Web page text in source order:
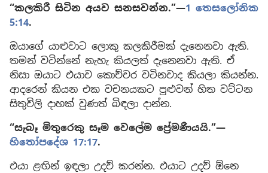
“කලකිරී සිටින අයව සනසවන්න.”​—1 තෙසලෝනික
5:14.
ඔයාගේ යාළුවාට ලොකු කලකිරීමක් දැනෙනවා ඇති.
තමන් වටින්නේ නැහැ කියලත් දැනෙනවා ඇති. ඒ
නිසා ඔයාට එයාව කොච්චර වටිනවාද කියලා කියන්න.
ආදරෙන් කියන එක වචනයකට පුළුවන් හිත වට්ටන
සිතුවිලි දාහක් වුණත් බිඳලා දාන්න.
“සැබෑ මිතුරෙකු සෑම වෙලේම ප්‍රේමණීයයි.”​—
හිතෝපදේශ 17:17.
එයා ළඟින් ඉඳලා උදව් කරන්න. එයාට උදව් ඕනෙ